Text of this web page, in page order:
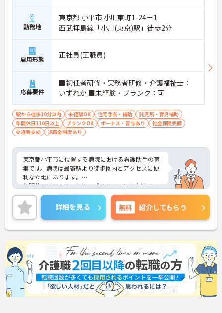
勤務地
東京都 小平市 小川東町1-24－1
西武拝島線「小川(東京)駅」徒歩2分
雇用形態 正社員(正職員)
応募要件
■初任者研修・実務者研修・介護福祉士：
いずれか ■未経験・ブランク：可
駅から徒歩10分以内 未経験OK 住宅手当・補助
託児所・育児補助
年間休日110日以上
ブランクOK ボーナス・賞与あり
社会保険完備
交通費支給
退職金制度あり
東京都小平市に位置する病院における看護助手の募
集です。病院は最寄駅より徒歩圏内とアクセスに便
利な立地にあります。
年間休日は113日もあり、プライベートを大切にし
ながらご勤務いただけます。また、研修制度があ
り、業務に不安がある方でも安心してご勤務いただ
けます。
ご興味のある方には、面接対策ポイントなど、さら
に詳細をご案内しますのでお気軽にご相談くださ
い！
詳細を見る 無料 紹介してもらう